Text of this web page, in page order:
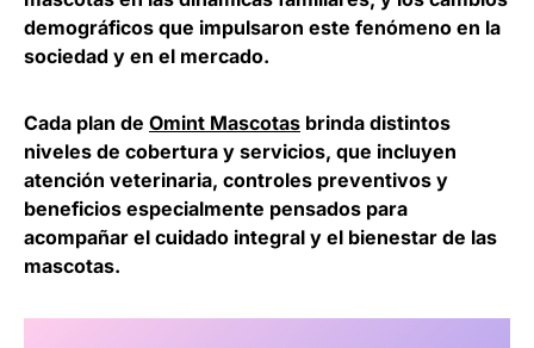
demográficos que impulsaron este fenómeno en la
sociedad y en el mercado.
Cada plan de Omint Mascotas brinda distintos
niveles de cobertura y servicios, que incluyen
atención veterinaria, controles preventivos y
beneficios especialmente pensados para
acompañar el cuidado integral y el bienestar de las
mascotas.